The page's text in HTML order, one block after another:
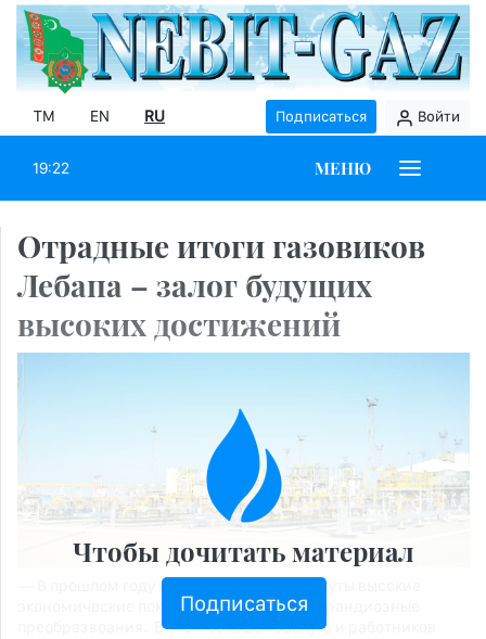
TM EN RU Подписаться Войти
19:22 МЕНЮ
Отрадные итоги газовиков
Лебапа – залог будущих
высоких достижений
— В прошлом году в стране были достигнуты высокие
экономические показатели, произошли грандиозные
преобразвоания. В этом большая заслуга и работников
Чтобы дочитать материал
Подписаться